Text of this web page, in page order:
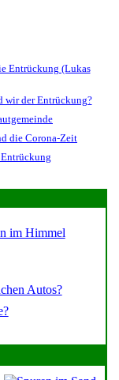
Entrückung (Lukas
wir der Entrückung?
die Corona-Zeit
im Himmel
Autos?